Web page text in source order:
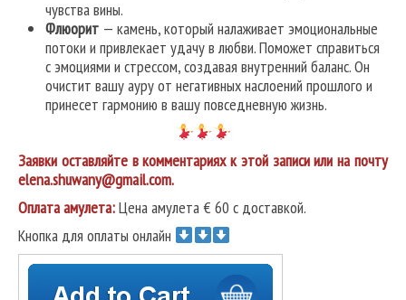
чувства вины.
Флюорит — камень, который налаживает эмоциональные
потоки и привлекает удачу в любви. Поможет справиться
с эмоциями и стрессом, создавая внутренний баланс. Он
очистит вашу ауру от негативных наслоений прошлого и
принесет гармонию в вашу повседневную жизнь.
Заявки оставляйте в комментариях к этой записи или на почту
elena.shuwany@gmail.com.
Оплата амулета:Цена амулета € 60 с доставкой.
Кнопка для оплаты онлайн